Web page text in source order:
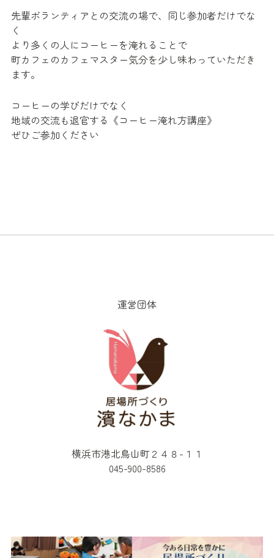
先輩ボランティアとの交流の場で、同じ参加者だけでな
く
より多くの人にコーヒーを淹れることで
町カフェのカフェマスター気分を少し味わっていただき
ます。
コーヒーの学びだけでなく
地域の交流も退官する《コーヒー淹れ方講座》
ぜひご参加ください
運営団体
横浜市港北鳥山町２４８-１１
045-900-8586